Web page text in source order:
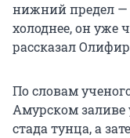
нижний предел —
холоднее, он уже
рассказал
По словам
Амурском
стада тунца, а